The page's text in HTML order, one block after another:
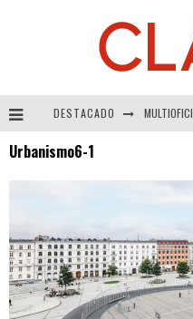
DESTACADO
Urbanismo6-1